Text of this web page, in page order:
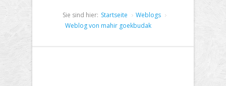
Sie sind hier: Startseite
Weblogs
Weblog von mahir goekbudak